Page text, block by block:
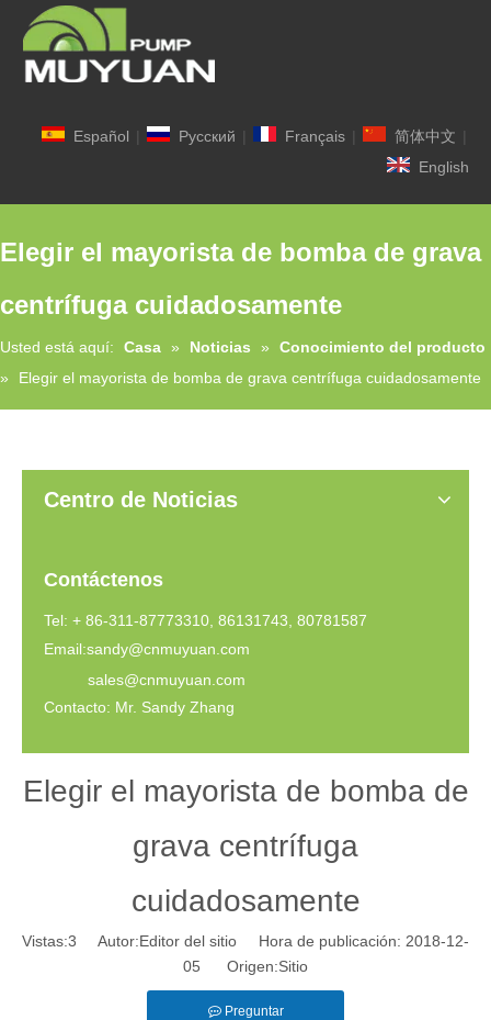
Español | Pусский | Français | 简体中文 |
English
Elegir el mayorista de bomba de grava
centrífuga cuidadosamente
Usted está aquí: Casa » Noticias »
Conocimiento del producto
»
Elegir el mayorista de bomba de grava centrífuga cuidadosamente
Centro de Noticias
Contáctenos
Tel: + 86-311-87773310, 86131743, 80781587
Email:sandy@cnmuyuan.com
sales@cnmuyuan.com
Contacto: Mr. Sandy Zhang
Elegir el mayorista de bomba de
grava centrífuga
cuidadosamente
Vistas:3 Autor:Editor del sitio Hora de publicación: 2018-12-
05 Origen:Sitio
Preguntar